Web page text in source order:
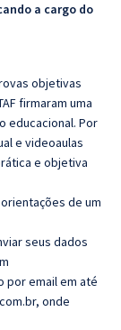
a cargo do
objetivas
firmaram uma
educacional. Por
e videoaulas
e objetiva
de um
seus dados
por email em até
onde